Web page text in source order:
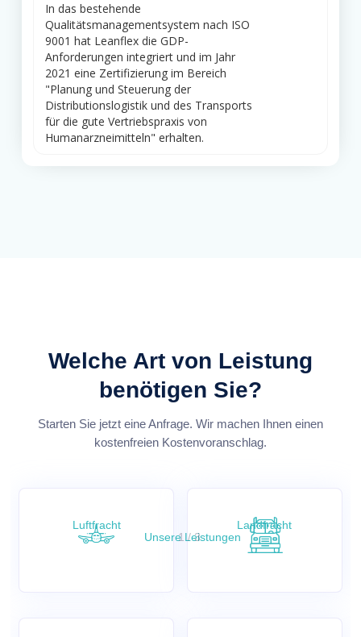
In das bestehende
Qualitätsmanagementsystem nach ISO
9001 hat Leanflex die GDP-
Anforderungen integriert und im Jahr
2021 eine Zertifizierung im Bereich
"Planung und Steuerung der
Distributionslogistik und des Transports
für die gute Vertriebspraxis von
Humanarzneimitteln" erhalten.
Welche Art von Leistung
benötigen Sie?
Starten Sie jetzt eine Anfrage. Wir machen Ihnen einen
kostenfreien Kostenvoranschlag.
Luftfracht Landfracht
Unsere Leistungen
1 / 3